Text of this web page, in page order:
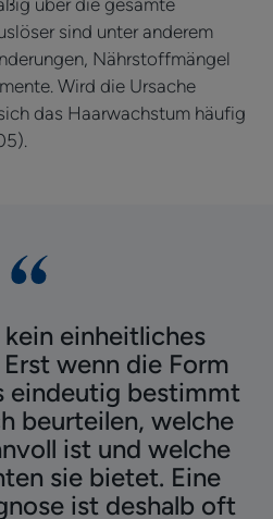
über die gesamte
sind unter anderem
Nährstoffmängel
Wird die Ursache
das Haarwachstum häufig
einheitliches
wenn die Form
eindeutig bestimmt
beurteilen, welche
ist und welche
sie bietet. Eine
ist deshalb oft